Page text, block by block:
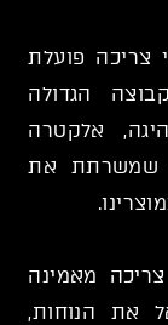
צריכה פועלת
הגדולה
אלקטרה
שמשרתת את
מאמינה
את הנוחות,